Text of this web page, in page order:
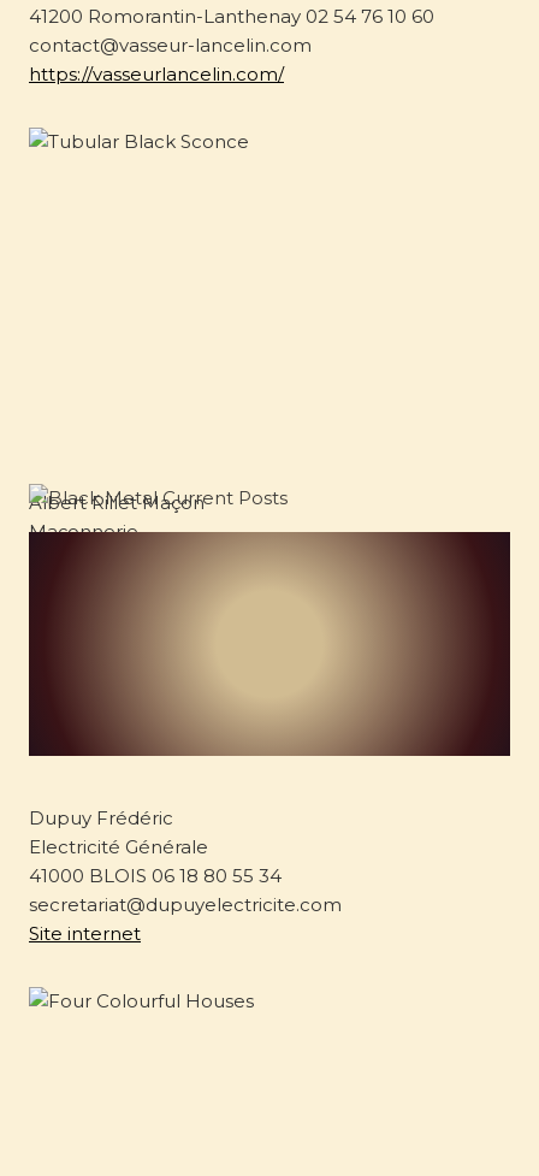
41200 Romorantin-Lanthenay 02 54 76 10 60
contact@vasseur-lancelin.com
https://vasseurlancelin.com/
Albert Rillet Maçon
Maçonnerie
Dupuy Frédéric
Electricité Générale
41000 BLOIS 06 18 80 55 34
secretariat@dupuyelectricite.com
Site internet